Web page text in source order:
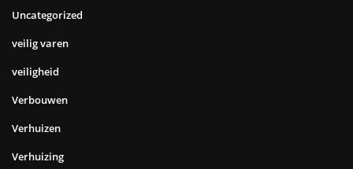
Uncategorized
veilig varen
veiligheid
Verbouwen
Verhuizen
Verhuizing